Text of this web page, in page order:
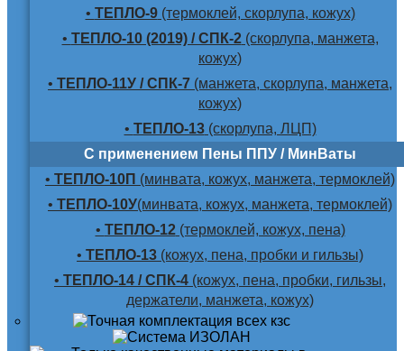
• ТЕПЛО-9(термоклей, скорлупа, кожух)
• ТЕПЛО-10 (2019) / СПК-2(скорлупа, манжета,
кожух)
• ТЕПЛО-11У / СПК-7 (манжета, скорлупа, манжета,
кожух)
• ТЕПЛО-13(скорлупа, ЛЦП)
С применением Пены ППУ / МинВаты
• ТЕПЛО-10П (минвата, кожух, манжета, термоклей)
• ТЕПЛО-10У(минвата, кожух, манжета, термоклей)
• ТЕПЛО-12(термоклей, кожух, пена)
• ТЕПЛО-13 (кожух, пена, пробки и гильзы)
• ТЕПЛО-14 / СПК-4 (кожух, пена, пробки, гильзы,
держатели, манжета, кожух)